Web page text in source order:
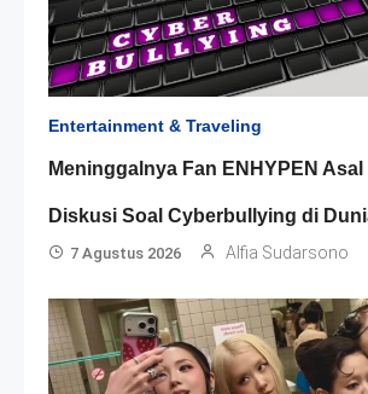
Entertainment & Traveling
Meninggalnya Fan ENHYPEN
Diskusi Soal Cyberbullying di
7 Agustus 2026 Alfia Sudarsono